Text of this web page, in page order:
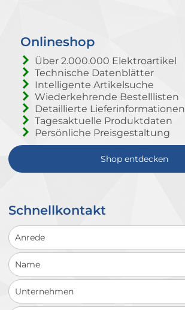
Onlineshop
Über 2.000.000 Elektroartikel
Technische Datenblätter
Intelligente Artikelsuche
Wiederkehrende Bestelllisten
Detaillierte Lieferinformationen
Tagesaktuelle Produktdaten
Persönliche Preisgestaltung
Shop entdecken
Schnellkontakt
Schnellkontakt